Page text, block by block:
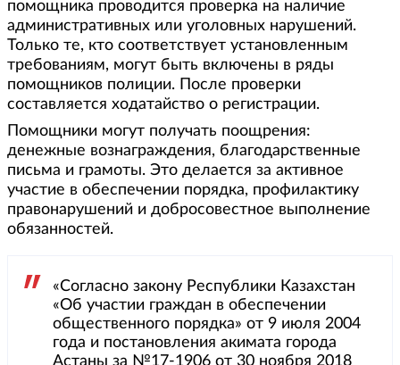
помощника проводится проверка на наличие
административных или уголовных нарушений.
Только те, кто соответствует установленным
требованиям, могут быть включены в ряды
помощников полиции. После проверки
составляется ходатайство о регистрации.
Помощники могут получать поощрения:
денежные вознаграждения, благодарственные
письма и грамоты. Это делается за активное
участие в обеспечении порядка, профилактику
правонарушений и добросовестное выполнение
обязанностей.
«Согласно закону Республики Казахстан
«Об участии граждан в обеспечении
общественного порядка» от 9 июля 2004
года и постановления акимата города